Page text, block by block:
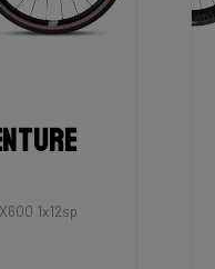
1x12sp